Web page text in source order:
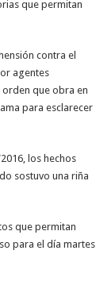
que permitan
contra el
agentes
orden que obra en
para esclarecer
los hechos
sostuvo una riña
que permitan
para el día martes